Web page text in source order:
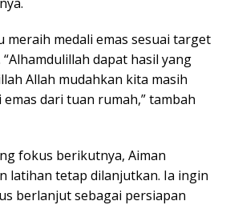
meraih medali emas sesuai target
dapat hasil yang
Allah mudahkan kita masih
dari tuan rumah,” tambah
fokus berikutnya, Aiman
latihan tetap dilanjutkan. Ia ingin
berlanjut sebagai persiapan